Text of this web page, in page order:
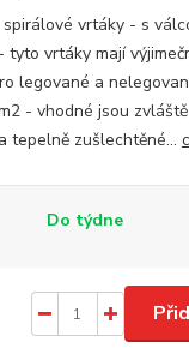
spirálové vrtáky - s
vrtáky mají
legované a
- vhodné jsou
tepelně zušlechtěné...
Do týdne